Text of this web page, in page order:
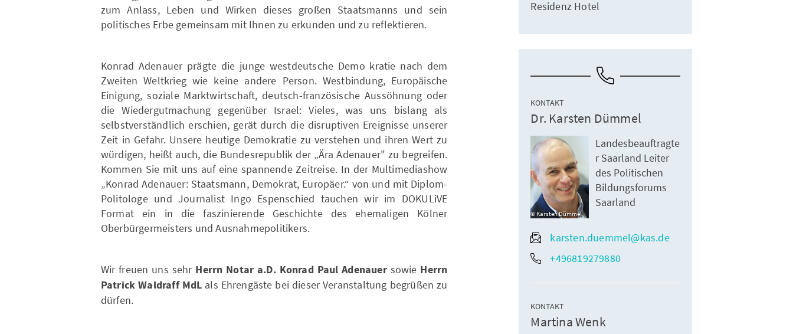
zum Anlass, Leben und Wirken dieses großen Staatsmanns und sein
politisches Erbe gemeinsam mit Ihnen zu erkunden und zu reflektieren.
Konrad Adenauer prägte die junge westdeutsche Demo kratie nach dem
Zweiten Weltkrieg wie keine andere Person. Westbindung, Europäische
Einigung, soziale Marktwirtschaft, deutsch-französische Aussöhnung oder
die Wiedergutmachung gegenüber Israel: Vieles, was uns bislang als
selbstverständlich erschien, gerät durch die disruptiven Ereignisse unserer
Zeit in Gefahr. Unsere heutige Demokratie zu verstehen und ihren Wert zu
würdigen, heißt auch, die Bundesrepublik der „Ära Adenauer" zu begreifen.
Kommen Sie mit uns auf eine spannende Zeitreise. In der Multimediashow
„Konrad Adenauer: Staatsmann, Demokrat, Europäer.“ von und mit Diplom-
Politologe und Journalist Ingo Espenschied tauchen wir im DOKULiVE
Format ein in die faszinierende Geschichte des ehemaligen Kölner
Oberbürgermeisters und Ausnahmepolitikers.
Wir freuen uns sehr Herrn Notar a.D. Konrad Paul Adenauer sowie Herrn
Patrick Waldraff MdL als Ehrengäste bei dieser Veranstaltung begrüßen zu
dürfen.
Residenz Hotel
KONTAKT
Dr. Karsten Dümmel
Karsten Dümmel
Landesbeauftragte
r Saarland Leiter
des Politischen
Bildungsforums
Saarland
karsten.duemmel@kas.de
+496819279880
KONTAKT
Martina Wenk